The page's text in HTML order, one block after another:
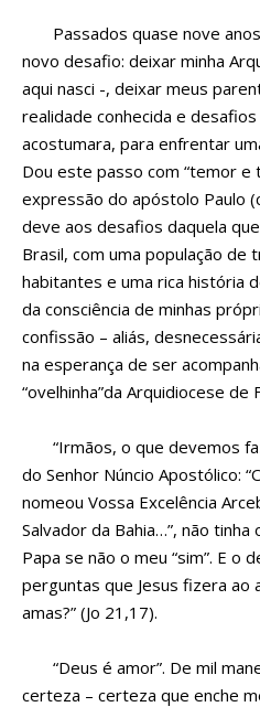
Passados quase nove
novo desafio: deixar minha
aqui nasci -, deixar meus
realidade conhecida e
acostumara, para enfrentar
Dou este passo com “temor e
expressão do apóstolo Paulo
deve aos desafios daquela
Brasil, com uma população
habitantes e uma rica história
da consciência de minhas
confissão – aliás,
na esperança de ser
“ovelhinha”da Arquidiocese de
“Irmãos, o que devemos
do Senhor Núncio Apostólico:
nomeou Vossa Excelência
Salvador da Bahia…”, não
Papa se não o meu “sim”. E o
perguntas que Jesus fizera ao
amas?” (Jo 21,17).
“Deus é amor”. De mil
certeza – certeza que enche